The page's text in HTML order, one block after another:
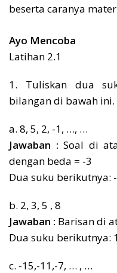
Ayo Mencoba
Latihan 2.1
1. Tuliskan dua
bilangan di bawah ini.
a. 8, 5, 2, -1, …, …
Jawaban : Soal di
dengan beda = -3
Dua suku berikutnya:
b. 2, 3, 5 , 8
Jawaban : Barisan di
Dua suku berikutnya:
c. -15,-11,-7, … , …